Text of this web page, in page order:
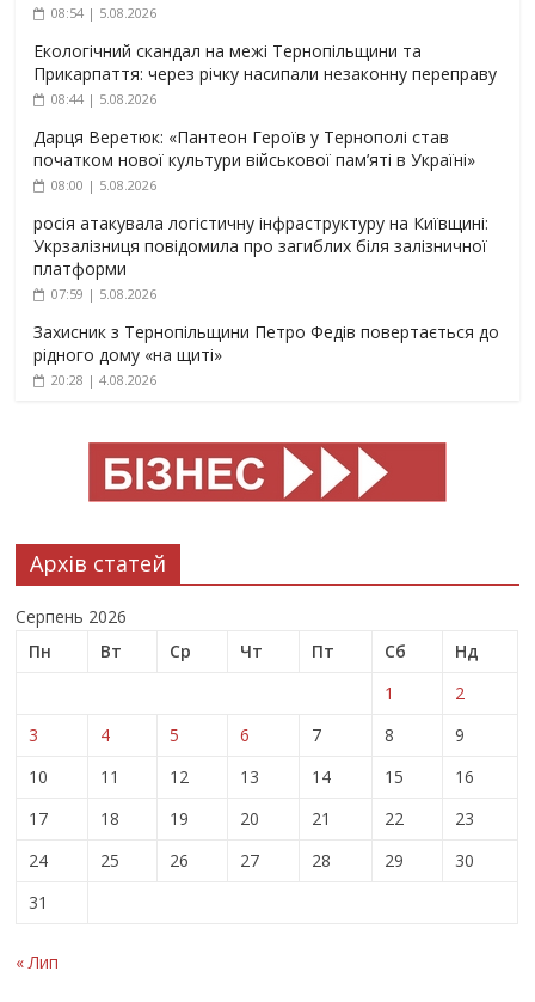
08:54 | 5.08.2026
Екологічний скандал на межі Тернопільщини та
Прикарпаття: через річку насипали незаконну переправу
08:44 | 5.08.2026
Дарця Веретюк: «Пантеон Героїв у Тернополі став
початком нової культури військової пам’яті в Україні»
08:00 | 5.08.2026
росія атакувала логістичну інфраструктуру на Київщині:
Укрзалізниця повідомила про загиблих біля залізничної
платформи
07:59 | 5.08.2026
Захисник з Тернопільщини Петро Федів повертається до
рідного дому «на щиті»
20:28 | 4.08.2026
Архів статей
Серпень 2026
Пн
Вт Ср Чт Пт Сб
Нд
1
2
3
4 5 6 7 8
9
10
11 12 13 14 15
16
17
18 19 20 21 22
23
24
25 26 27 28 29
30
31
« Лип